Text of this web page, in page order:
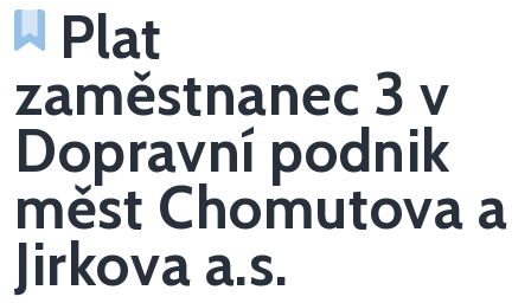
Plat
zaměstnanec 3 v
Dopravní podnik
měst Chomutova a
Jirkova a.s.